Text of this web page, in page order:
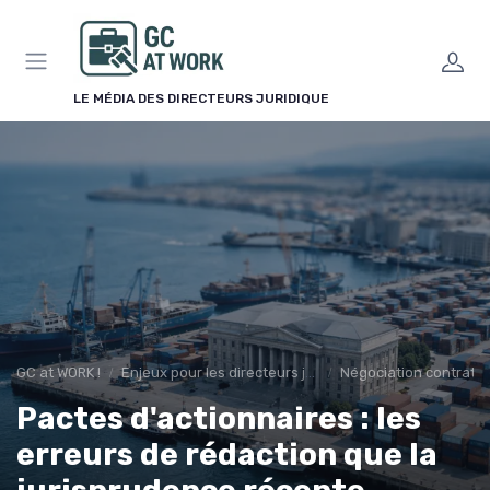
LE MÉDIA DES DIRECTEURS JURIDIQUE
GC at WORK ! Enjeux pour les directeurs juridiques Négociation contrats
Pactes d'actionnaires : les
erreurs de rédaction que la